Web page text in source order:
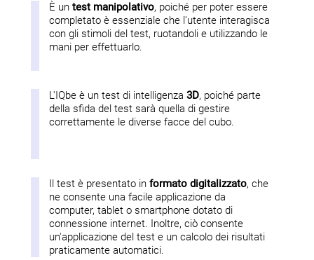
È untest manipolativo, poiché per poter essere
completato è essenziale che l'utente interagisca
con gli stimoli del test, ruotandoli e utilizzando le
mani per effettuarlo.
L'IQbe è un test di intelligenza3D, poiché parte
della sfida del test sarà quella di gestire
correttamente le diverse facce del cubo.
Il test è presentato informato digitalizzato, che
ne consente una facile applicazione da
computer, tablet o smartphone dotato di
connessione internet. Inoltre, ciò consente
un'applicazione del test e un calcolo dei risultati
praticamente automatici.